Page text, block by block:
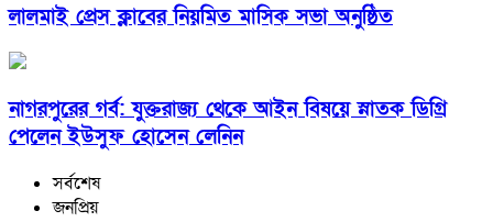
লালমাই প্রেস ক্লাবের নিয়মিত মাসিক সভা অনুষ্ঠিত
নাগরপুরের গর্ব: যুক্তরাজ্য থেকে আইন বিষয়ে স্নাতক ডিগ্রি
পেলেন ইউসুফ হোসেন লেনিন
সর্বশেষ
জনপ্রিয়